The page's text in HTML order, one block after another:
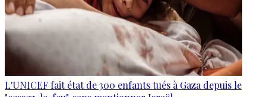
L'UNICEF fait état de 300 enfants tués à Gaza depuis le